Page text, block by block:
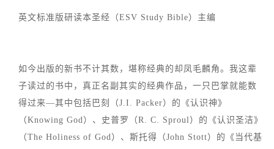
英文标准版研读本圣经（ESV Study Bible）主编
如今出版的新书不计其数，堪称经典的却凤毛麟角。我这辈
子读过的书中，真正名副其实的经典作品，一只巴掌就能数
得过来—其中包括巴刻（J.I. Packer）的《认识神》
（Knowing God）、史普罗（R. C. Sproul）的《认识圣洁》
（The Holiness of God）、斯托得（John Stott）的《当代基